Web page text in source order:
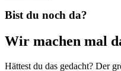
Bist du noch da?
Wir machen mal
Hättest du das gedacht? Der